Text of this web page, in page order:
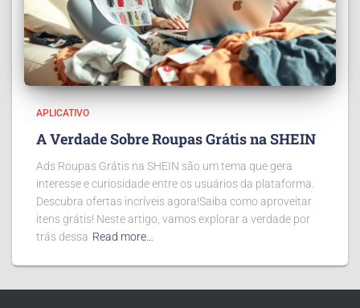
APLICATIVO
A Verdade Sobre Roupas Grátis na SHEIN
Ads Roupas Grátis na SHEIN são um tema que gera
interesse e curiosidade entre os usuários da plataforma.
Descubra ofertas incríveis agora!Saiba como aproveitar
itens grátis! Neste artigo, vamos explorar a verdade por
trás dessa Read more…